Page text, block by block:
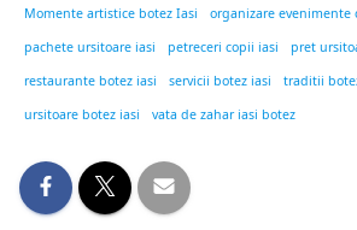
Momente artistice botez Iasi
organizare evenimente
pachete ursitoare iasi
petreceri copii iasi
pret
restaurante botez iasi
servicii botez iasi
traditii
ursitoare botez iasi
vata de zahar iasi botez